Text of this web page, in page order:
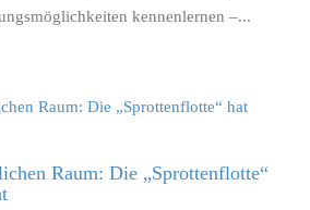
kennenlernen –...
Raum: Die „Sprottenflotte“